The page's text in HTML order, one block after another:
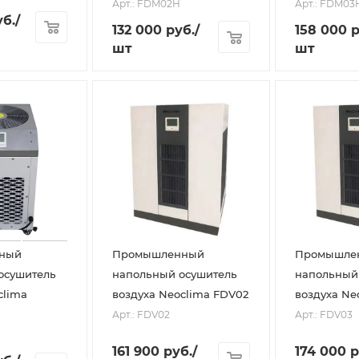
/
Арт.: FDM02H
132 000 руб./
шт
Арт.:
158 000
шт
Промышленный
напольный осушитель
воздуха Neoclima FDV02
Арт.: FDV02
161 900 руб./
воздуха
Арт.: FDV03
174 000